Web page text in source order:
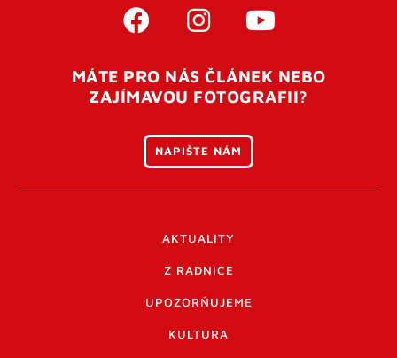
MÁTE PRO NÁS ČLÁNEK NEBO
ZAJÍMAVOU FOTOGRAFII?
NAPIŠTE NÁM
AKTUALITY
Z RADNICE
UPOZORŇUJEME
KULTURA